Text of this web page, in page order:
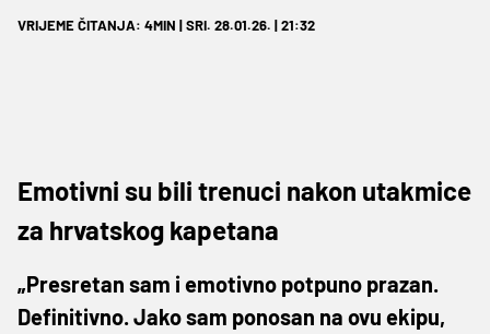
VRIJEME ČITANJA: 4MIN | SRI. 28.01.26. | 21:32
Emotivni su bili trenuci nakon utakmice
za hrvatskog kapetana
„Presretan sam i emotivno potpuno prazan.
Definitivno. Jako sam ponosan na ovu ekipu,